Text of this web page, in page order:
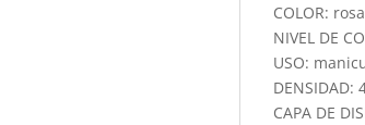
COLOR: rosa
NIVEL DE
USO:
DENSIDAD:
CAPA DE